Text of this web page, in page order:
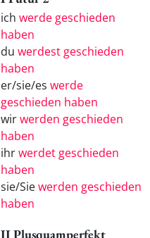
ich werde geschieden
haben
du werdest geschieden
haben
er/sie/es werde
geschieden haben
wirwerden geschieden
haben
ihrwerdet geschieden
haben
sie/Siewerden geschieden
haben
II Plusquamperfekt